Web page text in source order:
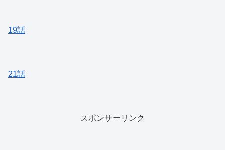
19話
21話
スポンサーリンク